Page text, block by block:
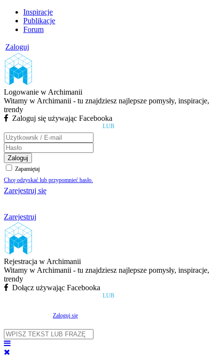
Inspiracje
Publikacje
Forum
Zaloguj
Logowanie w Archimanii
Witamy w Archimanii - tu znajdziesz najlepsze pomysły, inspiracje,
trendy
Zaloguj się używając Facebooka
LUB
Zaloguj
Zapamiętaj
Chcę odzyskać lub przypomnieć hasło.
Zarejestruj się
Zarejestruj
Rejestracja w Archimanii
Witamy w Archimanii - tu znajdziesz najlepsze pomysły, inspiracje,
trendy
Dołącz używając Facebooka
LUB
Zaloguj się